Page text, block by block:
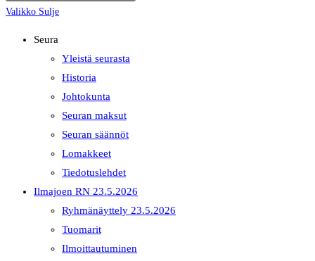
Valikko Sulje
Seura
Yleistä seurasta
Historia
Johtokunta
Seuran maksut
Seuran säännöt
Lomakkeet
Tiedotuslehdet
Ilmajoen RN 23.5.2026
Ryhmänäyttely 23.5.2026
Tuomarit
Ilmoittautuminen